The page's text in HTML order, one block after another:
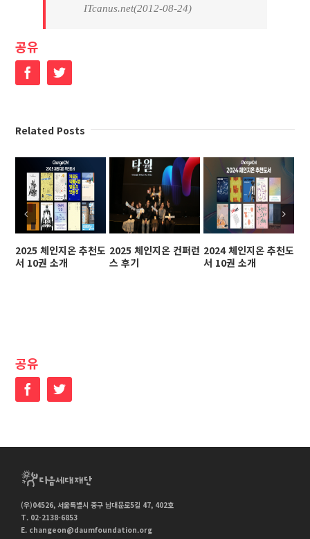
ITcanus.net(2012-08-24)
공유
FacebookTwitter
Related Posts
2025 체인지온 추천도
서 10권 소개
2025 체인지온 컨퍼런
스 후기
2024 체인지온 추천도
서 10권 소개
공유
FacebookTwitter
(우)04526, 서울특별시 중구 남대문로5길 47, 402호
T. 02-2138-6853
E. changeon@daumfoundation.org